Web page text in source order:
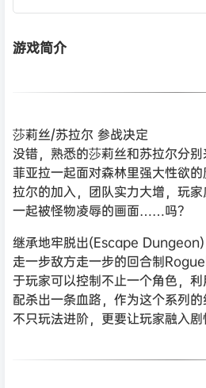
游戏简介
莎莉丝/苏拉尔 参战决定
没错，熟悉的莎莉丝和苏拉尔分
菲亚拉一起面对森林里强大性欲
拉尔的加入，团队实力大增，玩
一起被怪物凌辱的画面……吗？
继承地牢脱出(Escape
走一步敌方走一步的回合制
于玩家可以控制不止一个角色，
配杀出一条血路，作为这个系列的
不只玩法进阶，更要让玩家融入剧